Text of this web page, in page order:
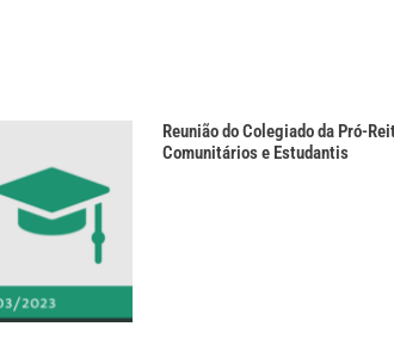
Reunião do Colegiado da Pró-
Comunitários e Estudantis